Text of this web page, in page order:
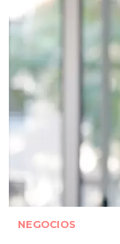
NEGOCIOS